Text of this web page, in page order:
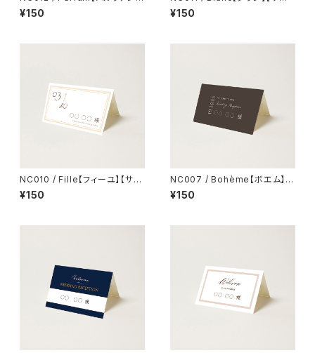
【サンプル】結婚式 席札
¥150
プル】結婚式 席札
¥150
NC010 / Fille【フィーユ】【サン
プル】結婚式 席札
¥150
NC007 / Bohème【ボエム】
【サンプル】結婚式 席札
¥150